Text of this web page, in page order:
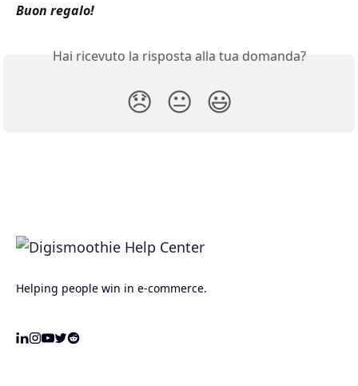
Buon regalo!
Hai ricevuto la risposta alla tua domanda?
😞 😐 😃
Helping people win in e-commerce.